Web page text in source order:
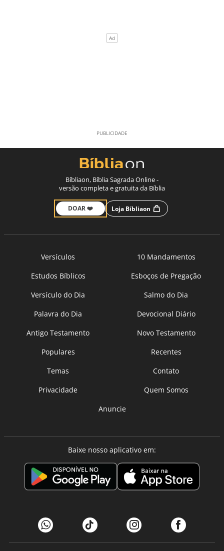
Bíbliaon, Bíblia Sagrada Online -
versão completa e gratuita da Bíblia
DOAR ❤️ Loja Bíbliaon
Versículos
10 Mandamentos
Estudos Bíblicos
Esboços de Pregação
Versículo do Dia
Salmo do Dia
Palavra do Dia
Devocional Diário
Antigo Testamento
Novo Testamento
Populares
Recentes
Temas
Contato
Privacidade
Quem Somos
Anuncie
Baixe nosso aplicativo em: